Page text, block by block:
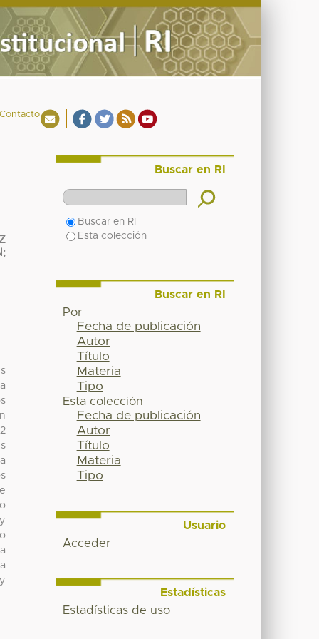
;
Buscar en RI
Buscar en RI
Esta colección
Buscar en RI
Por
Fecha de publicación
Autor
Título
Materia
Tipo
Esta colección
Fecha de publicación
Autor
Título
Materia
Tipo
Usuario
Acceder
Estadísticas
Estadísticas de uso